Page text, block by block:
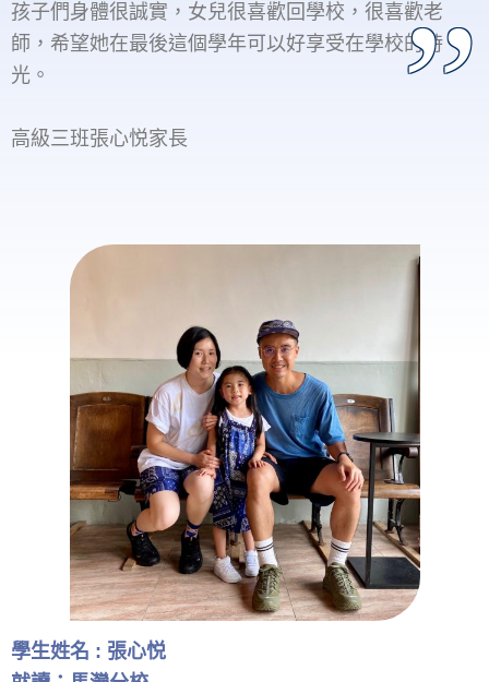
孩子們身體很誠實，女兒很喜歡回學校，很喜歡老
師，希望她在最後這個學年可以好享受在學校的時
光。
高級三班張心悦家長
學生姓名 : 張心悦